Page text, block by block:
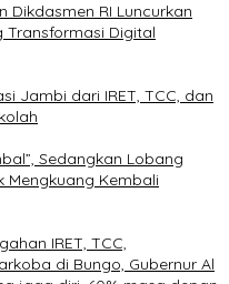
Dikdasmen RI Luncurkan
Transformasi Digital
Jambi dari IRET, TCC, dan
Sedangkan Lobang
Mengkuang Kembali
IRET, TCC,
di Bungo, Gubernur Al